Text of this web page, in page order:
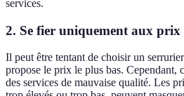
services.
2. Se fier uniquement aux prix
Il peut être tentant de choisir un
propose le prix le plus bas. Cependant,
des services de mauvaise qualité. Les